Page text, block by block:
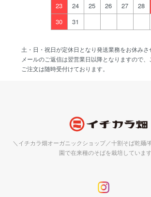
23
24 25 26 27 28
30
31
土・日・祝日が定休日となり発送業務をお休みさ
メールのご返信は翌営業日以降となりますので、
ご注文は随時受付けております。
＼イチカラ畑オーガニックショップ／十割そば乾麺/
園で在来種のそばを栽培していま